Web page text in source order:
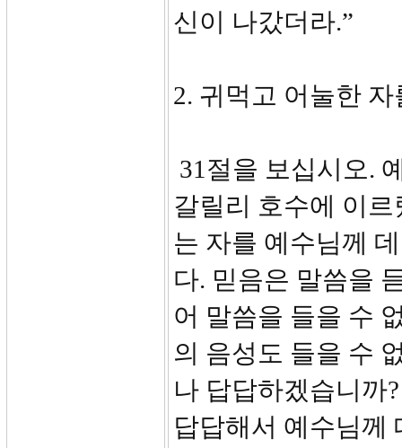
신이 나갔더라.”
2. 귀먹고 어눌한
31절을 보십시오.
갈릴리 호수에 이
는 자를 예수님께
다. 믿음은 말씀을
어 말씀을 들을 수
의 음성도 들을 수
나 답답하겠습니까
답답해서 예수님께